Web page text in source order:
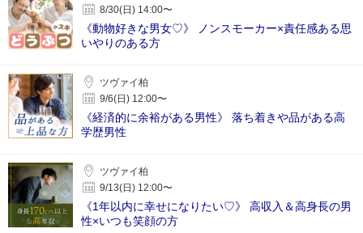
8/30(日) 14:00〜
《動物好きな男女♡》 ノンスモーカー×責任感ある思
いやりのある方
ツヴァイ柏
9/6(日) 12:00〜
《経済的に余裕がある男性》 落ち着きや品がある高
学歴男性
ツヴァイ柏
9/13(日) 12:00〜
《1年以内に幸せになりたい♡》 高収入＆高身長の男
性×いつも笑顔の方